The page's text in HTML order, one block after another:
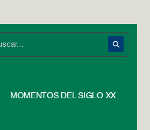
MOMENTOS DEL SIGLO XX